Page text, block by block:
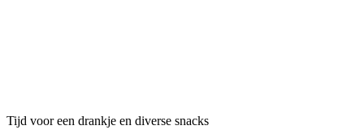
Tijd voor een drankje en diverse snacks